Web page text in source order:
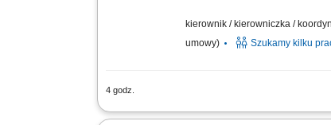
kierownik / kierowniczka /
umowy)
Szukamy kilku
4 godz.
Zakres działania: rozwijanie